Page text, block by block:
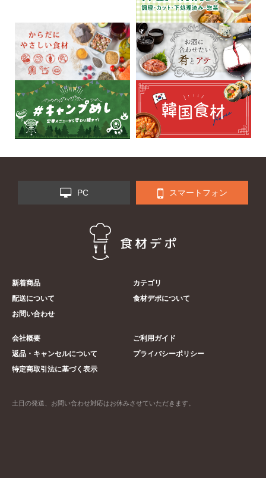
PC スマートフォン
新着商品
カテゴリ
配送について
食材デポについて
お問い合わせ
会社概要
ご利用ガイド
返品・キャンセルについて
プライバシーポリシー
特定商取引法に基づく表示
土日の発送、お問い合わせ対応はお休みさせていただきます。